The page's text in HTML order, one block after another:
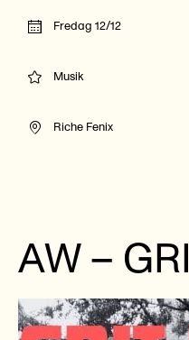
AW –
Fredag 12/12
Musik
Riche Fenix